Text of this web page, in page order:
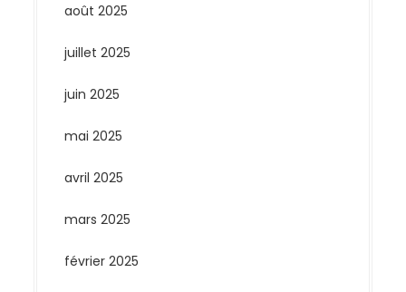
août 2025
juillet 2025
juin 2025
mai 2025
avril 2025
mars 2025
février 2025